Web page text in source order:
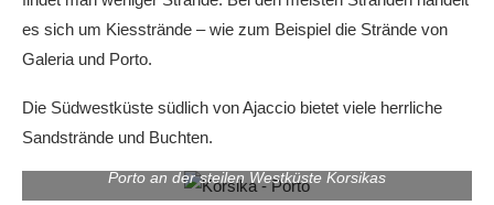
es sich um Kiesstrände – wie zum Beispiel die Strände von
Galeria und Porto.
Die Südwestküste südlich von Ajaccio bietet viele herrliche
Sandstrände und Buchten.
Porto an der steilen Westküste Korsikas